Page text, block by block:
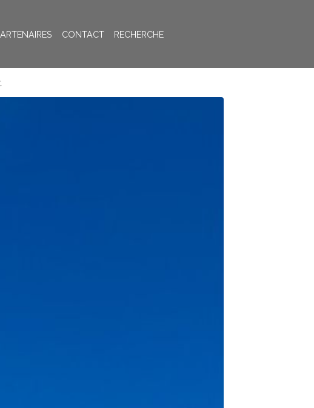
CONTACT RECHERCHE